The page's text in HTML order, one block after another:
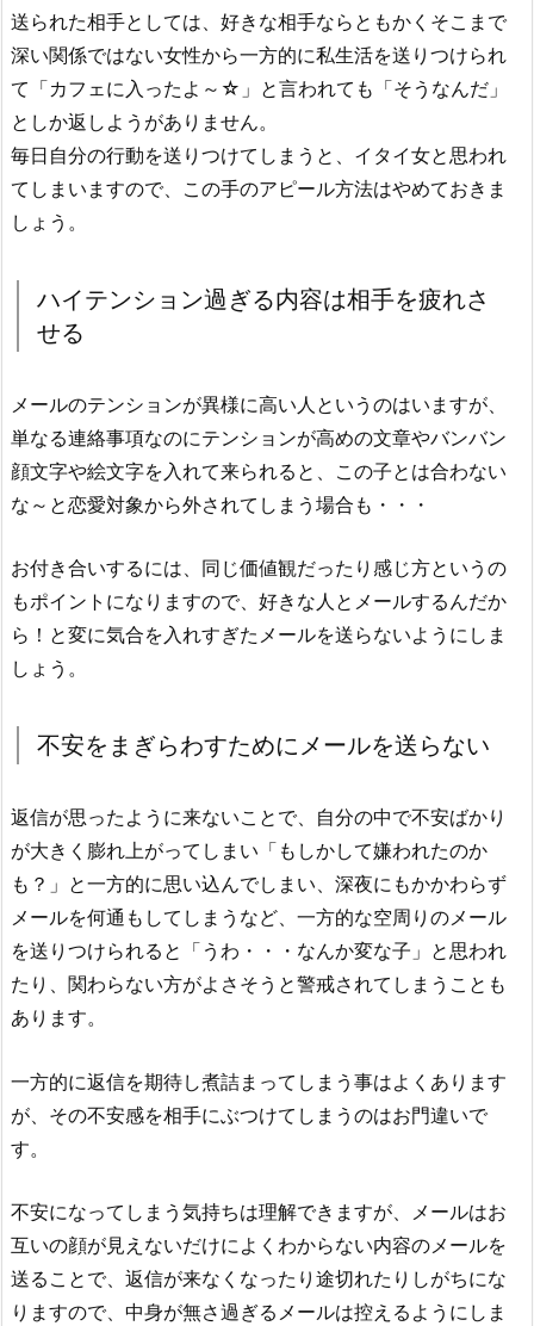
送られた相手としては、好きな相手ならともかくそこまで
深い関係ではない女性から一方的に私生活を送りつけられ
て「カフェに入ったよ～☆」と言われても「そうなんだ」
としか返しようがありません。
毎日自分の行動を送りつけてしまうと、イタイ女と思われ
てしまいますので、この手のアピール方法はやめておきま
しょう。
ハイテンション過ぎる内容は相手を疲れさ
せる
メールのテンションが異様に高い人というのはいますが、
単なる連絡事項なのにテンションが高めの文章やバンバン
顔文字や絵文字を入れて来られると、この子とは合わない
な～と恋愛対象から外されてしまう場合も・・・
お付き合いするには、同じ価値観だったり感じ方というの
もポイントになりますので、好きな人とメールするんだか
ら！と変に気合を入れすぎたメールを送らないようにしま
しょう。
不安をまぎらわすためにメールを送らない
返信が思ったように来ないことで、自分の中で不安ばかり
が大きく膨れ上がってしまい「もしかして嫌われたのか
も？」と一方的に思い込んでしまい、深夜にもかかわらず
メールを何通もしてしまうなど、一方的な空周りのメール
を送りつけられると「うわ・・・なんか変な子」と思われ
たり、関わらない方がよさそうと警戒されてしまうことも
あります。
一方的に返信を期待し煮詰まってしまう事はよくあります
が、その不安感を相手にぶつけてしまうのはお門違いで
す。
不安になってしまう気持ちは理解できますが、メールはお
互いの顔が見えないだけによくわからない内容のメールを
送ることで、返信が来なくなったり途切れたりしがちにな
りますので、中身が無さ過ぎるメールは控えるようにしま